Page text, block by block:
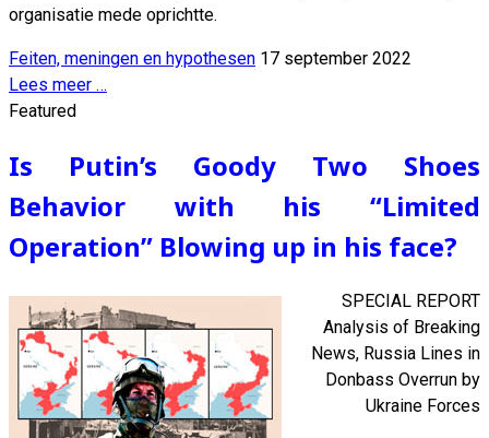
organisatie mede oprichtte.
Feiten, meningen en hypothesen 17 september 2022
Lees meer …
Featured
Is Putin’s Goody Two Shoes
Behavior with his “Limited
Operation” Blowing up in his face?
SPECIAL REPORT
Analysis of Breaking
News, Russia Lines in
Donbass Overrun by
Ukraine Forces